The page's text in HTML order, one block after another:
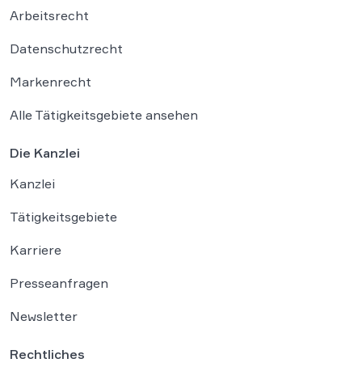
Arbeitsrecht
Datenschutzrecht
Markenrecht
Alle Tätigkeitsgebiete ansehen
Die Kanzlei
Kanzlei
Tätigkeitsgebiete
Karriere
Presseanfragen
Newsletter
Rechtliches